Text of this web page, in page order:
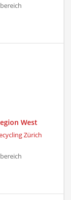
West
Zürich